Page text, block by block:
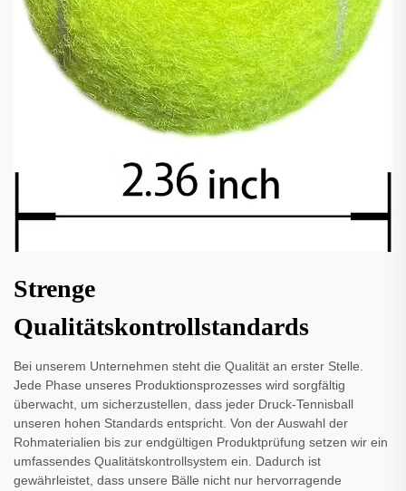
Strenge
Qualitätskontrollstandards
Bei unserem Unternehmen steht die Qualität an erster Stelle.
Jede Phase unseres Produktionsprozesses wird sorgfältig
überwacht, um sicherzustellen, dass jeder Druck-Tennisball
unseren hohen Standards entspricht. Von der Auswahl der
Rohmaterialien bis zur endgültigen Produktprüfung setzen wir ein
umfassendes Qualitätskontrollsystem ein. Dadurch ist
gewährleistet, dass unsere Bälle nicht nur hervorragende